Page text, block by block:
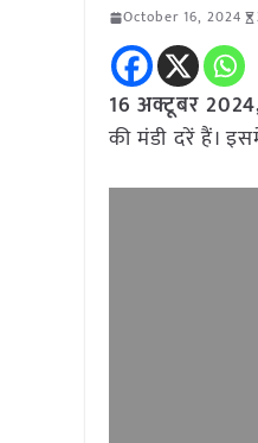
October 16, 2024
16 अक्टूबर
की मंडी दरें हैं।